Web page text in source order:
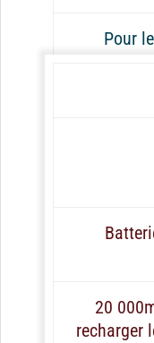
Pour
20
recharger